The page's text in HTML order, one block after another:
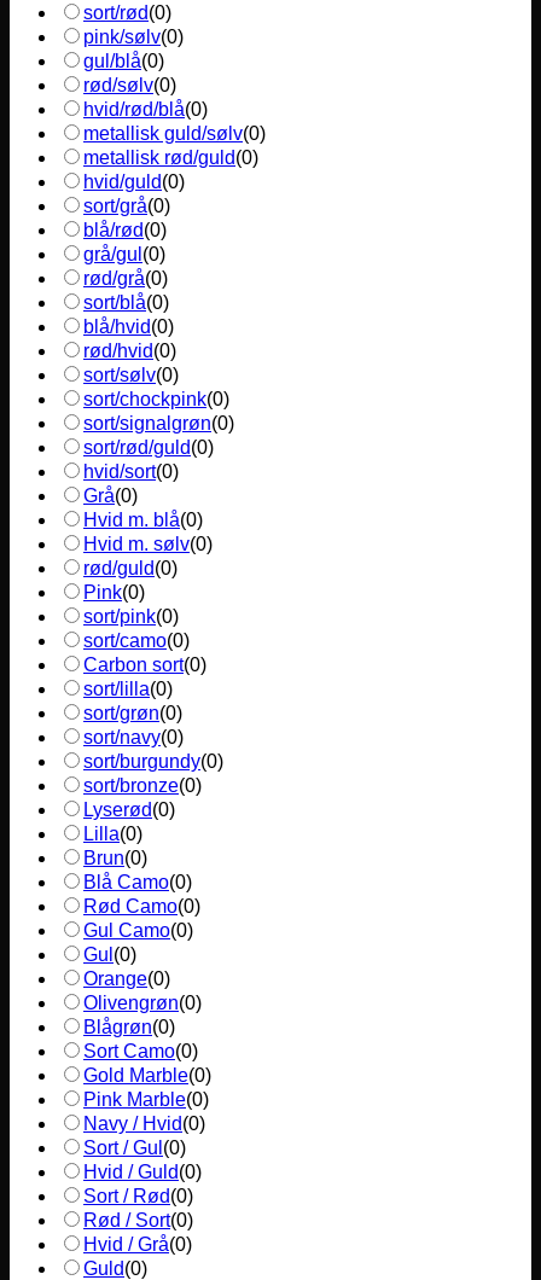
sort/rød(0)
pink/sølv(0)
gul/blå(0)
rød/sølv(0)
hvid/rød/blå(0)
metallisk guld/sølv(0)
metallisk rød/guld(0)
hvid/guld(0)
sort/grå(0)
blå/rød(0)
grå/gul (0)
rød/grå(0)
sort/blå(0)
blå/hvid(0)
rød/hvid(0)
sort/sølv(0)
sort/chockpink(0)
sort/signalgrøn(0)
sort/rød/guld(0)
hvid/sort(0)
Grå(0)
Hvid m. blå(0)
Hvid m. sølv(0)
rød/guld(0)
Pink(0)
sort/pink(0)
sort/camo(0)
Carbon sort(0)
sort/lilla(0)
sort/grøn(0)
sort/navy(0)
sort/burgundy(0)
sort/bronze(0)
Lyserød(0)
Lilla(0)
Brun(0)
Blå Camo(0)
Rød Camo(0)
Gul Camo(0)
Gul (0)
Orange(0)
Olivengrøn(0)
Blågrøn(0)
Sort Camo(0)
Gold Marble(0)
Pink Marble(0)
Navy / Hvid(0)
Sort / Gul (0)
Hvid / Guld(0)
Sort / Rød(0)
Rød / Sort(0)
Hvid / Grå(0)
Guld(0)